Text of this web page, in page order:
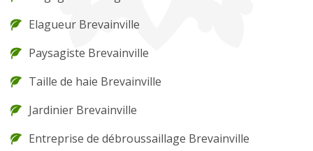
Elagueur Brevainville
Paysagiste Brevainville
Taille de haie Brevainville
Jardinier Brevainville
Entreprise de débroussaillage Brevainville